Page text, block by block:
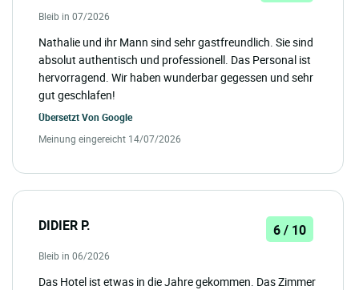
Bleib in 07/2026
Nathalie und ihr Mann sind sehr gastfreundlich. Sie sind
absolut authentisch und professionell. Das Personal ist
hervorragend. Wir haben wunderbar gegessen und sehr
gut geschlafen!
Übersetzt Von Google
Meinung eingereicht 14/07/2026
DIDIER P. 6 / 10
Bleib in 06/2026
Das Hotel ist etwas in die Jahre gekommen. Das Zimmer